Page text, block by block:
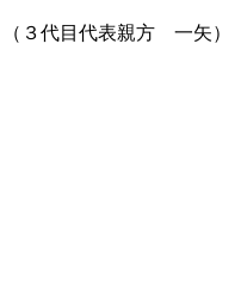
３代目代表親方 一矢）